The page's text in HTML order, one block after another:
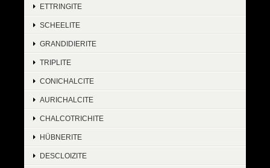
ETTRINGITE
SCHEELITE
GRANDIDIERITE
TRIPLITE
CONICHALCITE
AURICHALCITE
CHALCOTRICHITE
HÜBNERITE
DESCLOIZITE